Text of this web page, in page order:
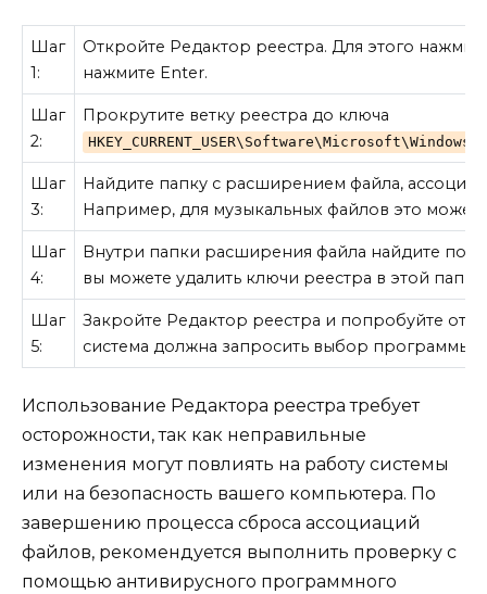
Шаг
1:
Откройте Редактор реестра. Для этого
нажмите Enter.
Шаг
2:
Прокрутите ветку реестра до ключа
Шаг
3:
Найдите папку с расширением файла,
Например, для музыкальных файлов это может
Шаг
4:
Внутри папки расширения файла найдите
вы можете удалить ключи реестра в этой
Шаг
5:
Закройте Редактор реестра и попробуйте
система должна запросить выбор программы
Использование Редактора реестра требует
осторожности, так как неправильные
изменения могут повлиять на работу системы
или на безопасность вашего компьютера. По
завершению процесса сброса ассоциаций
файлов, рекомендуется выполнить проверку с
помощью антивирусного программного